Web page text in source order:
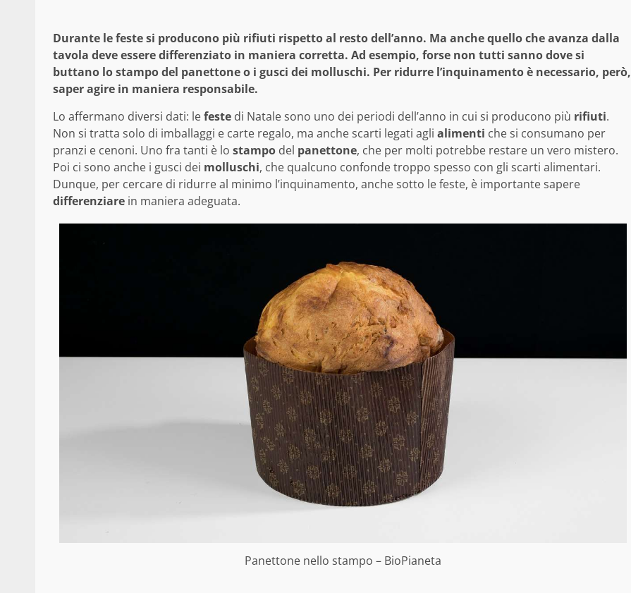
Durante le feste si producono più rifiuti rispetto al resto dell’anno. Ma anche quello che avanza dalla
tavola deve essere differenziato in maniera corretta. Ad esempio, forse non tutti sanno dove si
buttano lo stampo del panettone o i gusci dei molluschi. Per ridurre l’inquinamento è necessario, però,
saper agire in maniera responsabile.
Lo affermano diversi dati: lefeste di Natale sono uno dei periodi dell’anno in cui si producono più rifiuti.
Non si tratta solo di imballaggi e carte regalo, ma anche scarti legati agli alimenti che si consumano per
pranzi e cenoni. Uno fra tanti è lo stampo del panettone, che per molti potrebbe restare un vero mistero.
Poi ci sono anche i gusci dei molluschi, che qualcuno confonde troppo spesso con gli scarti alimentari.
Dunque, per cercare di ridurre al minimo l’inquinamento, anche sotto le feste, è importante sapere
differenziare in maniera adeguata.
Panettone nello stampo – BioPianeta